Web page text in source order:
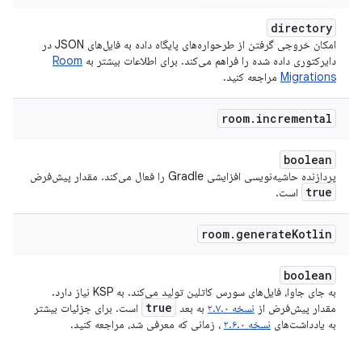
directory
امکان خروجی گرفتن از طرحواره‌های پایگاه داده به فایل‌های JSON در
دایرکتوری داده شده را فراهم می‌کند. برای اطلاعات بیشتر به Room
Migrations مراجعه کنید.
room. incremental
boolean
پردازنده حاشیه‌نویسی افزایشی Gradle را فعال می‌کند. مقدار پیش‌فرض
true است.
room. generateKotlin
boolean
به جای جاوا، فایل‌های سورس کاتلین تولید می‌کند. به KSP نیاز دارد.
مقدار پیش‌فرض از نسخه ۲.۷.۰ به بعد true
است. برای جزئیات بیشتر
به یادداشت‌های نسخه ۲.۶.۰ ، زمانی که معرفی شد، مراجعه کنید.